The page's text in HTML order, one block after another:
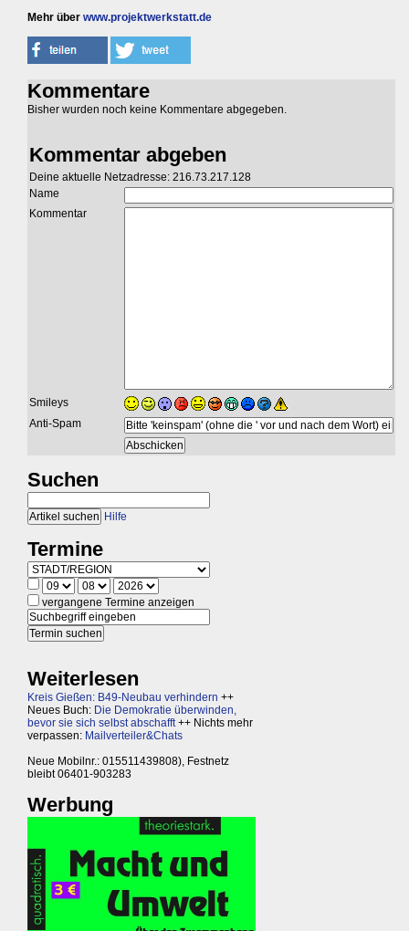
Mehr über www.projektwerkstatt.de
Kommentare
Bisher wurden noch keine Kommentare abgegeben.
Kommentar abgeben
Deine aktuelle Netzadresse: 216.73.217.128
Name
Kommentar
Smileys
Anti-Spam
Suchen
Hilfe
Termine
vergangene Termine anzeigen
Weiterlesen
Kreis Gießen: B49-Neubau verhindern ++
Neues Buch: Die Demokratie überwinden,
bevor sie sich selbst abschafft++ Nichts mehr
verpassen: Mailverteiler&Chats
Neue Mobilnr.: 015511439808), Festnetz
bleibt 06401-903283
Werbung